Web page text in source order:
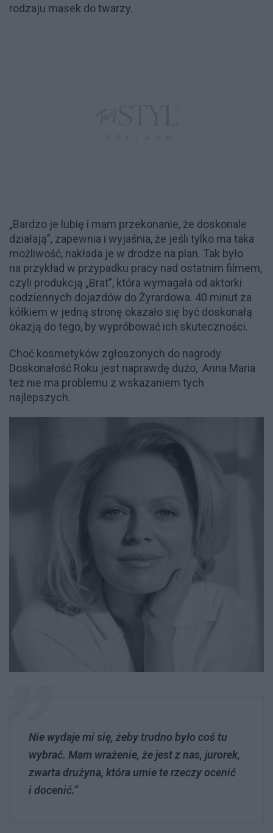
rodzaju masek do twarzy.
„Bardzo je lubię i mam przekonanie, że doskonale
działają”, zapewnia i wyjaśnia, że jeśli tylko ma taka
możliwość, nakłada je w drodze na plan. Tak było
na przykład w przypadku pracy nad ostatnim filmem,
czyli produkcją „Brat”, która wymagała od aktorki
codziennych dojazdów do Żyrardowa. 40 minut za
kółkiem w jedną stronę okazało się być doskonałą
okazją do tego, by wypróbować ich skuteczności.
Choć kosmetyków zgłoszonych do nagrody
Doskonałość Roku jest naprawdę dużo, Anna Maria
też nie ma problemu z wskazaniem tych
najlepszych.
Nie wydaje mi się, żeby trudno było coś tu
wybrać. Mam wrażenie, że jest z nas, jurorek,
zwarta drużyna, która umie te rzeczy ocenić
i docenić.”